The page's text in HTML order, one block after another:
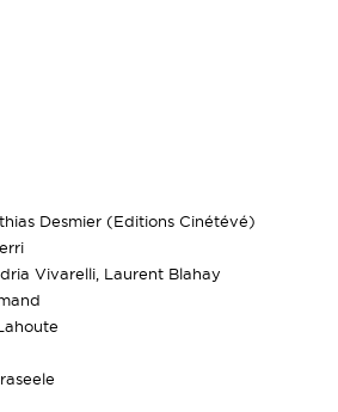
Desmier (Editions Cinétévé)
Vivarelli, Laurent Blahay